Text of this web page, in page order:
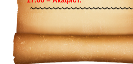
~~~~~~~~~~~~~~~~~~~~~~~